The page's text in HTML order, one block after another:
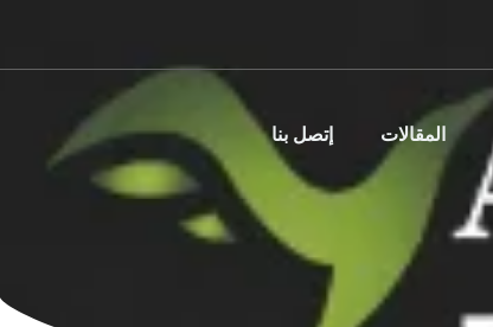
المقالات إتصل بنا